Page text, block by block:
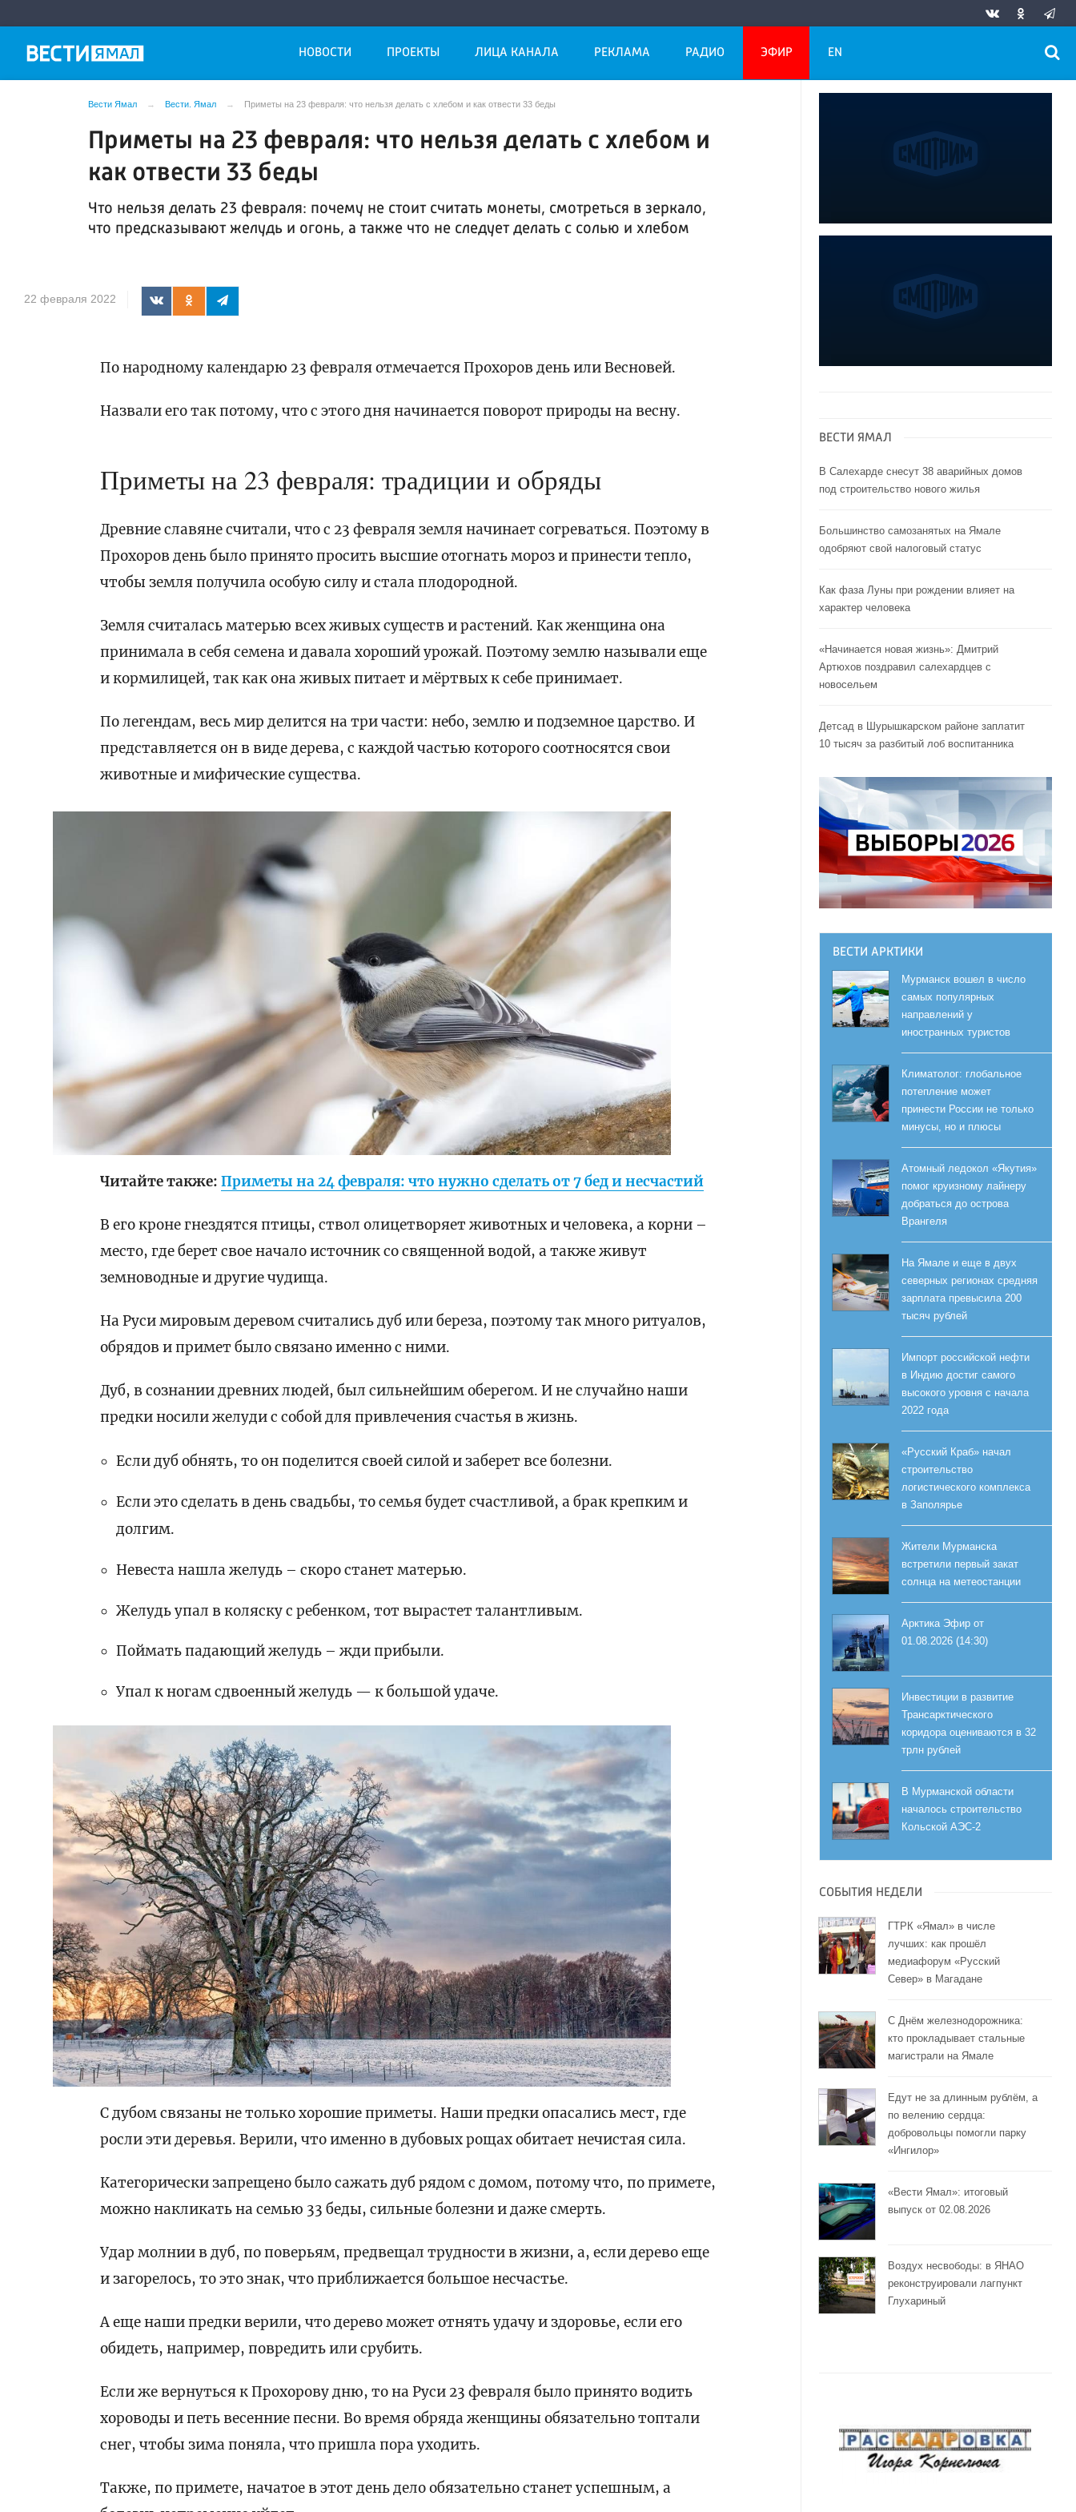
НОВОСТИ ПРОЕКТЫ ЛИЦА КАНАЛА РЕКЛАМА РАДИО ЭФИР EN
Вести Ямал Вести. Ямал Приметы на 23 февраля: что нельзя делать с хлебом и как отвести 33 беды
Приметы на 23 февраля: что нельзя делать с хлебом и
как отвести 33 беды
Что нельзя делать 23 февраля: почему не стоит считать монеты, смотреться в зеркало,
что предсказывают желудь и огонь, а также что не следует делать с солью и хлебом
22 февраля 2022
По народному календарю 23 февраля отмечается Прохоров день или Весновей.
Назвали его так потому, что с этого дня начинается поворот природы на весну.
Приметы на 23 февраля: традиции и обряды
Древние славяне считали, что с 23 февраля земля начинает согреваться. Поэтому в
Прохоров день было принято просить высшие отогнать мороз и принести тепло,
чтобы земля получила особую силу и стала плодородной.
Земля считалась матерью всех живых существ и растений. Как женщина она
принимала в себя семена и давала хороший урожай. Поэтому землю называли еще
и кормилицей, так как она живых питает и мёртвых к себе принимает.
По легендам, весь мир делится на три части: небо, землю и подземное царство. И
представляется он в виде дерева, с каждой частью которого соотносятся свои
животные и мифические существа.
Читайте также: Приметы на 24 февраля: что нужно сделать от 7 бед и несчастий
В его кроне гнездятся птицы, ствол олицетворяет животных и человека, а корни –
место, где берет свое начало источник со священной водой, а также живут
земноводные и другие чудища.
На Руси мировым деревом считались дуб или береза, поэтому так много ритуалов,
обрядов и примет было связано именно с ними.
Дуб, в сознании древних людей, был сильнейшим оберегом. И не случайно наши
предки носили желуди с собой для привлечения счастья в жизнь.
Если дуб обнять, то он поделится своей силой и заберет все болезни.
Если это сделать в день свадьбы, то семья будет счастливой, а брак крепким и
долгим.
Невеста нашла желудь – скоро станет матерью.
Желудь упал в коляску с ребенком, тот вырастет талантливым.
Поймать падающий желудь – жди прибыли.
Упал к ногам сдвоенный желудь — к большой удаче.
С дубом связаны не только хорошие приметы. Наши предки опасались мест, где
росли эти деревья. Верили, что именно в дубовых рощах обитает нечистая сила.
Категорически запрещено было сажать дуб рядом с домом, потому что, по примете,
можно накликать на семью 33 беды, сильные болезни и даже смерть.
Удар молнии в дуб, по поверьям, предвещал трудности в жизни, а, если дерево еще
и загорелось, то это знак, что приближается большое несчастье.
А еще наши предки верили, что дерево может отнять удачу и здоровье, если его
обидеть, например, повредить или срубить.
Если же вернуться к Прохорову дню, то на Руси 23 февраля было принято водить
хороводы и петь весенние песни. Во время обряда женщины обязательно топтали
снег, чтобы зима поняла, что пришла пора уходить.
Также, по примете, начатое в этот день дело обязательно станет успешным, а
ВЕСТИ ЯМАЛ
В Салехарде снесут 38 аварийных домов
под строительство нового жилья
Большинство самозанятых на Ямале
одобряют свой налоговый статус
Как фаза Луны при рождении влияет на
характер человека
«Начинается новая жизнь»: Дмитрий
Артюхов поздравил салехардцев с
новосельем
Детсад в Шурышкарском районе заплатит
10 тысяч за разбитый лоб воспитанника
ВЕСТИ АРКТИКИ
Мурманск вошел в число
самых популярных
направлений у
иностранных туристов
Климатолог: глобальное
потепление может
принести России не только
минусы, но и плюсы
Атомный ледокол «Якутия»
помог круизному лайнеру
добраться до острова
Врангеля
На Ямале и еще в двух
северных регионах средняя
зарплата превысила 200
тысяч рублей
Импорт российской нефти
в Индию достиг самого
высокого уровня с начала
2022 года
«Русский Краб» начал
строительство
логистического комплекса
в Заполярье
Жители Мурманска
встретили первый закат
солнца на метеостанции
Арктика Эфир от
01.08.2026 (14:30)
Инвестиции в развитие
Трансарктического
коридора оцениваются в 32
трлн рублей
В Мурманской области
началось строительство
Кольской АЭС-2
СОБЫТИЯ НЕДЕЛИ
ГТРК «Ямал» в числе
лучших: как прошёл
медиафорум «Русский
Север» в Магадане
С Днём железнодорожника:
кто прокладывает стальные
магистрали на Ямале
Едут не за длинным рублём, а
по велению сердца:
добровольцы помогли парку
«Ингилор»
«Вести Ямал»: итоговый
выпуск от 02.08.2026
Воздух несвободы: в ЯНАО
реконструировали лагпункт
Глухариный